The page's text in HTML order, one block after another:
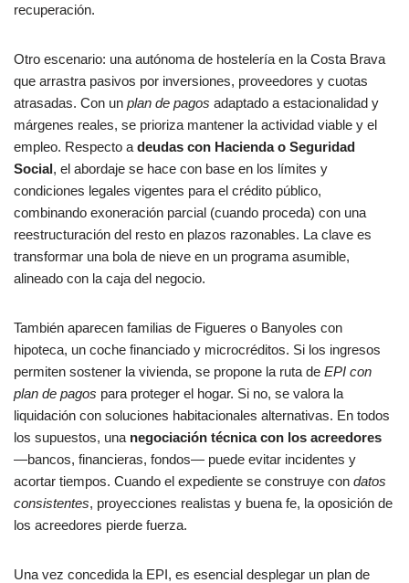
recuperación.
Otro escenario: una autónoma de hostelería en la Costa Brava
que arrastra pasivos por inversiones, proveedores y cuotas
atrasadas. Con un plan de pagos adaptado a estacionalidad y
márgenes reales, se prioriza mantener la actividad viable y el
empleo. Respecto a deudas con Hacienda o Seguridad
Social, el abordaje se hace con base en los límites y
condiciones legales vigentes para el crédito público,
combinando exoneración parcial (cuando proceda) con una
reestructuración del resto en plazos razonables. La clave es
transformar una bola de nieve en un programa asumible,
alineado con la caja del negocio.
También aparecen familias de Figueres o Banyoles con
hipoteca, un coche financiado y microcréditos. Si los ingresos
permiten sostener la vivienda, se propone la ruta de EPI con
plan de pagos para proteger el hogar. Si no, se valora la
liquidación con soluciones habitacionales alternativas. En todos
los supuestos, una negociación técnica con los acreedores
—bancos, financieras, fondos— puede evitar incidentes y
acortar tiempos. Cuando el expediente se construye con datos
consistentes, proyecciones realistas y buena fe, la oposición de
los acreedores pierde fuerza.
Una vez concedida la EPI, es esencial desplegar un plan de